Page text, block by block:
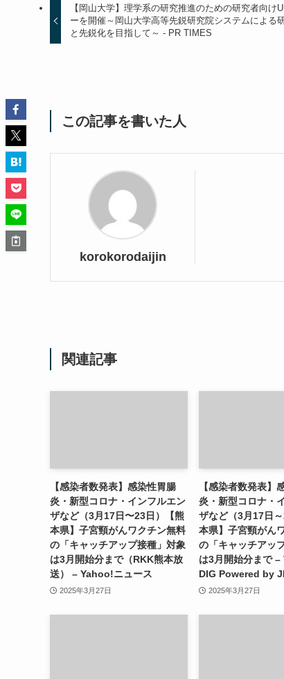
【岡山大学】理学系の研究推進のための研究者向け
ーを開催～岡山大学高等先鋭研究院システムによる
と先鋭化を目指して～ - PR TIMES
この記事を書いた人
korokorodaijin
関連記事
【感染者数発表】感染性胃腸
炎・新型コロナ・インフルエン
ザなど（3月17日〜23日）【熊
本県】子宮頸がんワクチン無料
の「キャッチアップ接種」対象
は3月開始分まで（RKK熊本放
送） – Yahoo!ニュース
2025年3月27日
【感染者数発表】
炎・新型コロナ・
ザなど（3月17日
本県】子宮頸がん
の「キャッチアッ
は3月開始分まで –
DIG Powered by
2025年3月27日